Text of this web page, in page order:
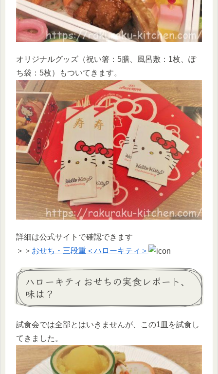
オリジナルグッズ（祝い箸：5膳、風呂敷：1枚、ぽ
ち袋：5枚）もついてきます。
詳細は公式サイトで確認できます
＞＞ おせち・三段重＜ハローキティ＞
ハローキティおせちの実食レポート、
味は？
試食会では全部とはいきませんが、この1皿を試食し
てきました。